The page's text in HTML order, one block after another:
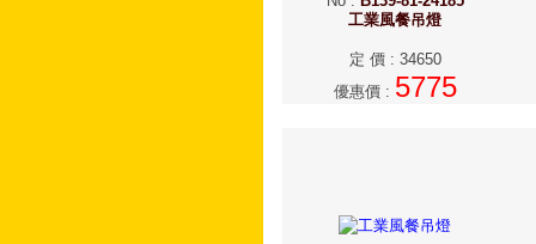
工業風餐吊燈
定 價: 34650
優惠價: 5775